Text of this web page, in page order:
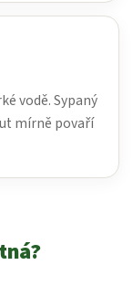
vodě. Sypaný
mírně povaří